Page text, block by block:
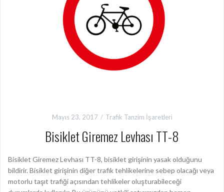
Mayıs 23, 2017 Trafik Tanzim İşaretleri
Bisiklet Giremez Levhası TT-8
Bisiklet Giremez Levhası TT-8, bisiklet girişinin yasak olduğunu
bildirir. Bisiklet girişinin diğer trafik tehlikelerine sebep olacağı veya
motorlu taşıt trafiği açısından tehlikeler oluşturabileceği